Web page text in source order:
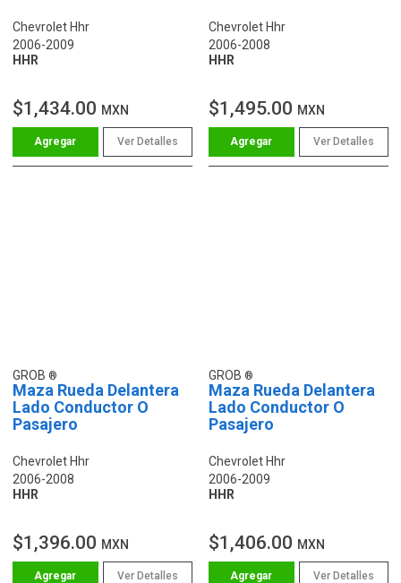
Chevrolet Hhr
2006-2009
HHR
$1,434.00 MXN
Ver Detalles
Chevrolet Hhr
2006-2008
HHR
$1,495.00 MXN
Ver Detalles
GROB
Maza Rueda Delantera
Lado Conductor O
Pasajero
Chevrolet Hhr
2006-2008
HHR
$1,396.00 MXN
Ver Detalles
GROB
Maza Rueda Delantera
Lado Conductor O
Pasajero
Chevrolet Hhr
2006-2009
HHR
$1,406.00 MXN
Ver Detalles